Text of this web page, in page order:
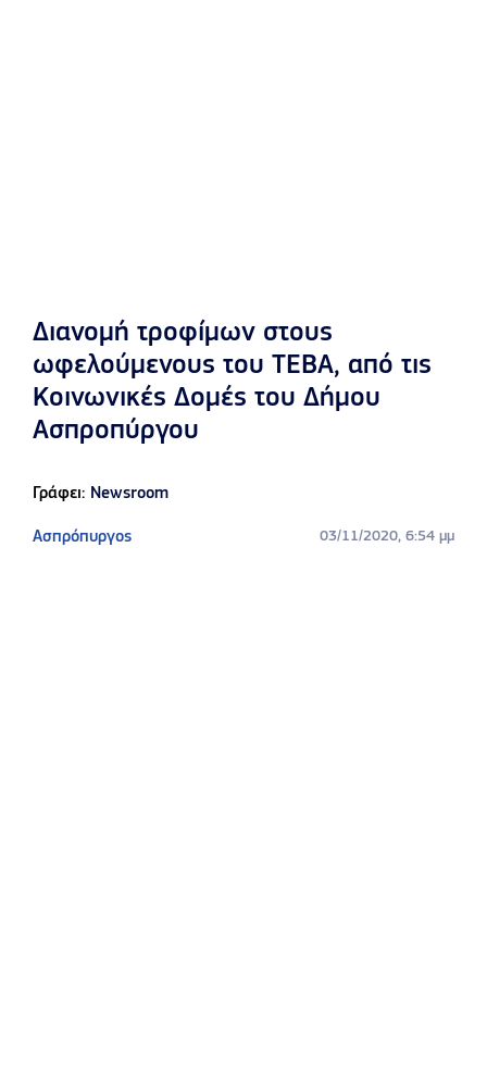
Διανομή τροφίμων στους
ωφελούμενους του ΤΕΒΑ, από τις
Κοινωνικές Δομές του Δήμου
Ασπροπύργου
Γράφει: Newsroom
Ασπρόπυργος 03/11/2020, 6:54 μμ